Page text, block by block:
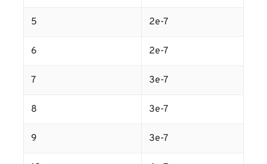
5 2e-7
6 2e-7
7 3e-7
8 3e-7
9 3e-7